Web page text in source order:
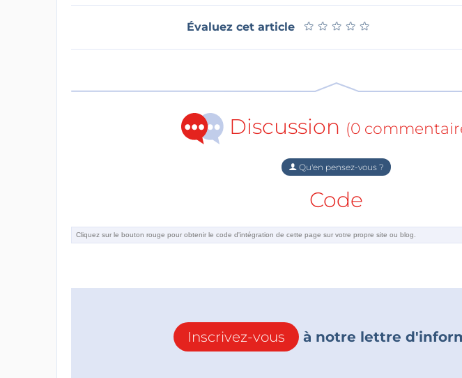
Évaluez cet article ★ ★ ★ ★ ★
★ ★ ★ ★ ★
Discussion (0
Qu'en pensez-vous ?
Code
Inscrivez-vous à notre lettre